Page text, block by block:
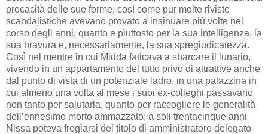
procacità delle sue forme, così come pur molte riviste
scandalistiche avevano provato a insinuare più volte nel
corso degli anni, quanto e piuttosto per la sua intelligenza, la
sua bravura e, necessariamente, la sua spregiudicatezza.
Così nel mentre in cui Midda faticava a sbarcare il lunario,
vivendo in un appartamento del tutto privo di attrattive anche
dal punto di vista di un potenziale ladro, in una palazzina in
cui almeno una volta al mese i suoi ex-colleghi passavano
non tanto per salutarla, quanto per raccogliere le generalità
dell’ennesimo morto ammazzato; a soli trentacinque anni
Nissa poteva fregiarsi del titolo di amministratore delegato